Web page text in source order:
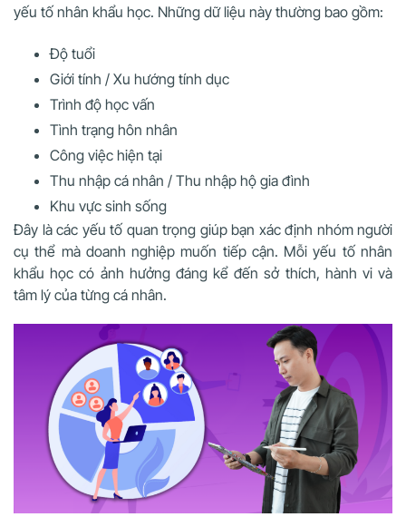
yếu tố nhân khẩu học. Những dữ liệu này thường bao gồm:
Độ tuổi
Giới tính / Xu hướng tính dục
Trình độ học vấn
Tình trạng hôn nhân
Công việc hiện tại
Thu nhập cá nhân / Thu nhập hộ gia đình
Khu vực sinh sống
Đây là các yếu tố quan trọng giúp bạn xác định nhóm người
cụ thể mà doanh nghiệp muốn tiếp cận. Mỗi yếu tố nhân
khẩu học có ảnh hưởng đáng kể đến sở thích, hành vi và
tâm lý của từng cá nhân.